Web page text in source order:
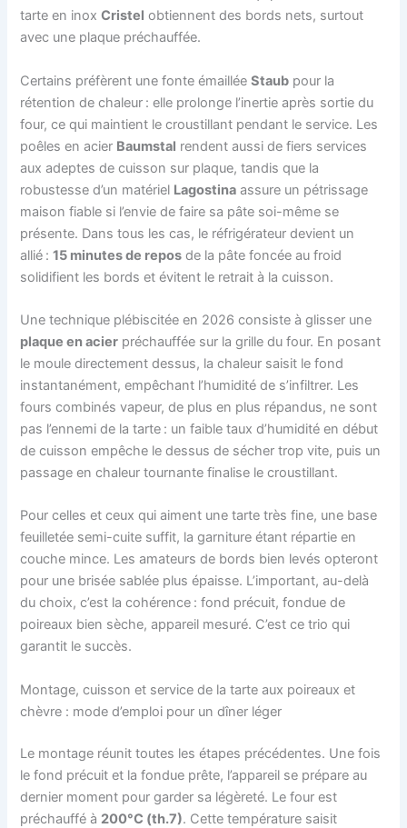
tarte en inoxCristel obtiennent des bords nets, surtout
avec une plaque préchauffée.
Certains préfèrent une fonte émailléeStaub pour la
rétention de chaleur : elle prolonge l’inertie après sortie du
four, ce qui maintient le croustillant pendant le service. Les
poêles en acier Baumstal rendent aussi de fiers services
aux adeptes de cuisson sur plaque, tandis que la
robustesse d’un matériel Lagostina assure un pétrissage
maison fiable si l’envie de faire sa pâte soi-même se
présente. Dans tous les cas, le réfrigérateur devient un
allié :15 minutes de repos de la pâte foncée au froid
solidifient les bords et évitent le retrait à la cuisson.
Une technique plébiscitée en 2026 consiste à glisser une
plaque en acier préchauffée sur la grille du four. En posant
le moule directement dessus, la chaleur saisit le fond
instantanément, empêchant l’humidité de s’infiltrer. Les
fours combinés vapeur, de plus en plus répandus, ne sont
pas l’ennemi de la tarte : un faible taux d’humidité en début
de cuisson empêche le dessus de sécher trop vite, puis un
passage en chaleur tournante finalise le croustillant.
Pour celles et ceux qui aiment une tarte très fine, une base
feuilletée semi-cuite suffit, la garniture étant répartie en
couche mince. Les amateurs de bords bien levés opteront
pour une brisée sablée plus épaisse. L’important, au-delà
du choix, c’est la cohérence : fond précuit, fondue de
poireaux bien sèche, appareil mesuré. C’est ce trio qui
garantit le succès.
Montage, cuisson et service de la tarte aux poireaux et
chèvre : mode d’emploi pour un dîner léger
Le montage réunit toutes les étapes précédentes. Une fois
le fond précuit et la fondue prête, l’appareil se prépare au
dernier moment pour garder sa légèreté. Le four est
préchauffé à 200°C (th.7). Cette température saisit